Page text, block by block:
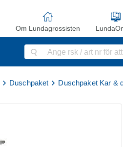
Om Lundagrossisten
Duschpaket Duschpaket Kar &